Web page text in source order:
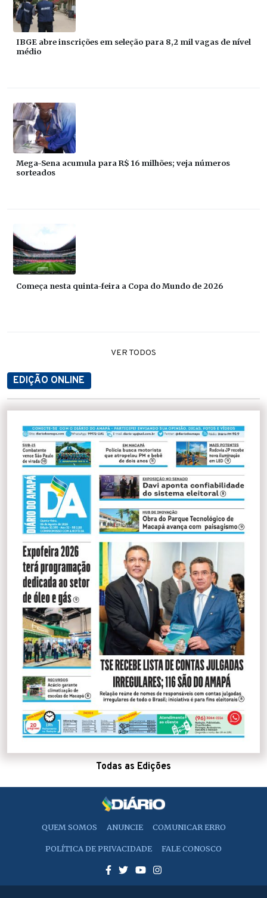
IBGE abre inscrições em seleção para 8,2 mil vagas de nível
médio
Mega-Sena acumula para R$ 16 milhões; veja números
sorteados
Começa nesta quinta-feira a Copa do Mundo de 2026
VER TODOS
EDIÇÃO ONLINE
Todas as Edições
QUEM SOMOS ANUNCIE COMUNICAR ERRO
POLÍTICA DE PRIVACIDADE FALE CONOSCO